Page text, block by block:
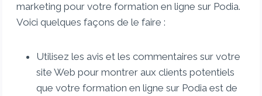
marketing pour votre formation en ligne sur Podia.
Voici quelques façons de le faire :
Utilisez les avis et les commentaires sur votre
site Web pour montrer aux clients potentiels
que votre formation en ligne sur Podia est de